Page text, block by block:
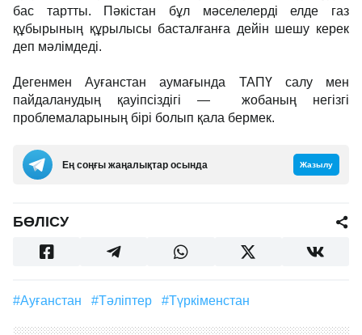
бас тартты. Пәкістан бұл мәселелерді елде газ
құбырының құрылысы басталғанға дейін шешу керек
деп мәлімдеді.
Дегенмен Ауғанстан аумағында ТАПҮ салу мен
пайдаланудың қауіпсіздігі — жобаның негізгі
проблемаларының бірі болып қала бермек.
Ең соңғы жаңалықтар осында Жазылу
БӨЛІСУ
#Ауғанстан #Тәліптер #Түркіменстан